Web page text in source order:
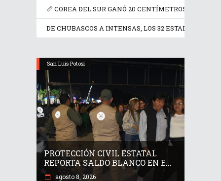
📏 COREA DEL SUR GANÓ 20 CENTÍMETROS EN UN
DE CHUBASCOS A INTENSAS, LOS 32 ESTADOS
San Luis Potosí
PROTECCIÓN CIVIL ESTATAL
REPORTA SALDO BLANCO EN E...
agosto 8, 2026